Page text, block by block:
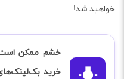
خواهید شد!
خشم ممکن است
خرید